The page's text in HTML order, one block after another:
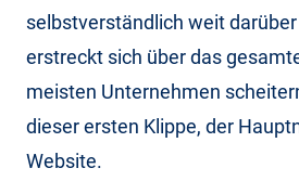
selbstverständlich weit
erstreckt sich über das
meisten Unternehmen
dieser ersten Klippe, der
Website.